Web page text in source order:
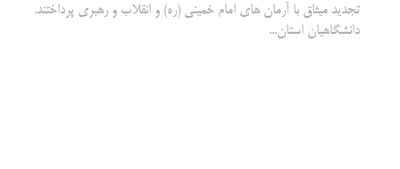
تجدید میثاق با آرمان های امام خمینی (ره) و انقلاب و رهبری پرداختند.
دانشگاهیان استان...